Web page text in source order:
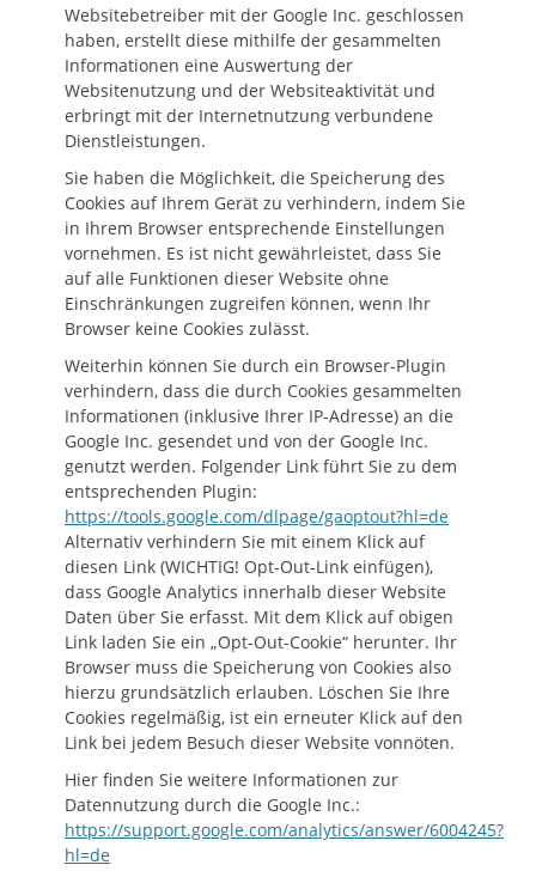
Websitebetreiber mit der Google Inc. geschlossen
haben, erstellt diese mithilfe der gesammelten
Informationen eine Auswertung der
Websitenutzung und der Websiteaktivität und
erbringt mit der Internetnutzung verbundene
Dienstleistungen.
Sie haben die Möglichkeit, die Speicherung des
Cookies auf Ihrem Gerät zu verhindern, indem Sie
in Ihrem Browser entsprechende Einstellungen
vornehmen. Es ist nicht gewährleistet, dass Sie
auf alle Funktionen dieser Website ohne
Einschränkungen zugreifen können, wenn Ihr
Browser keine Cookies zulässt.
Weiterhin können Sie durch ein Browser-Plugin
verhindern, dass die durch Cookies gesammelten
Informationen (inklusive Ihrer IP-Adresse) an die
Google Inc. gesendet und von der Google Inc.
genutzt werden. Folgender Link führt Sie zu dem
entsprechenden Plugin:
https://tools.google.com/dlpage/gaoptout?hl=de
Alternativ verhindern Sie mit einem Klick auf
diesen Link (WICHTIG! Opt-Out-Link einfügen),
dass Google Analytics innerhalb dieser Website
Daten über Sie erfasst. Mit dem Klick auf obigen
Link laden Sie ein „Opt-Out-Cookie“ herunter. Ihr
Browser muss die Speicherung von Cookies also
hierzu grundsätzlich erlauben. Löschen Sie Ihre
Cookies regelmäßig, ist ein erneuter Klick auf den
Link bei jedem Besuch dieser Website vonnöten.
Hier finden Sie weitere Informationen zur
Datennutzung durch die Google Inc.:
https://support.google.com/analytics/answer/6004245?
hl=de